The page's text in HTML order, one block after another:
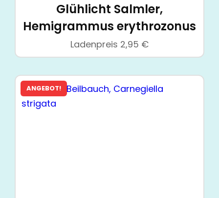
Glühlicht Salmler,
Hemigrammus erythrozonus
Ladenpreis 2,95 €
ANGEBOT!